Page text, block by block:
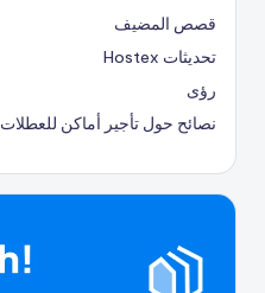
قصص المضيف
تحديثات Hostex
رؤى
نصائح حول تأجير أماكن للعطلات